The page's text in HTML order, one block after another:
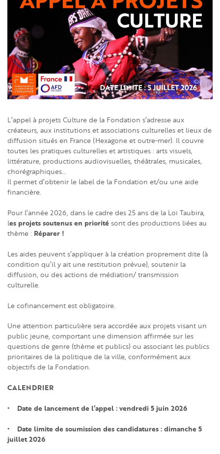
L’appel à projets Culture de la Fondation s’adresse aux
créateurs, aux institutions et associations culturelles et lieux de
diffusion situés en France (Hexagone et outre-mer). Il couvre
toutes les pratiques culturelles et artistiques : arts visuels,
littérature, productions audiovisuelles, théâtrales, musicales,
chorégraphiques…
Il permet d’obtenir le label de la Fondation et/ou une aide
financière.
Pour l’année 2026, dans le cadre des 25 ans de la Loi Taubira,
les projets soutenus en priorité sont des productions liées au
thème : Réparer !
Les aides peuvent s’appliquer à la création proprement dite (à
condition qu’il y ait une restitution prévue), soutenir la
diffusion, ou des actions de médiation/ transmission
culturelle.
Le cofinancement est obligatoire.
Une attention particulière sera accordée aux projets visant un
public jeune, comportant une dimension affirmée sur les
questions de genre (thème et publics) ou associant les publics
prioritaires de la politique de la ville, conformément aux
objectifs de la Fondation.
CALENDRIER
• Date de lancement de l’appel : vendredi 5 juin 2026
• Date limite de soumission des candidatures : dimanche 5
juillet 2026